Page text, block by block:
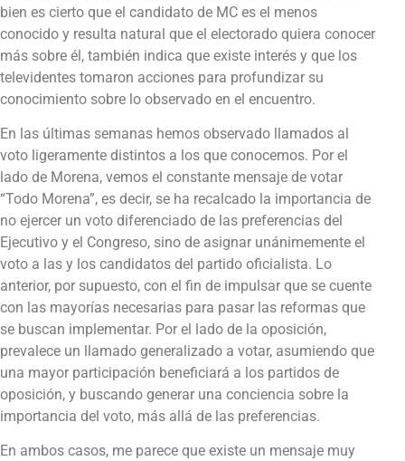
bien es cierto que el candidato de MC es el menos
conocido y resulta natural que el electorado quiera conocer
más sobre él, también indica que existe interés y que los
televidentes tomaron acciones para profundizar su
conocimiento sobre lo observado en el encuentro.
En las últimas semanas hemos observado llamados al
voto ligeramente distintos a los que conocemos. Por el
lado de Morena, vemos el constante mensaje de votar
“Todo Morena”, es decir, se ha recalcado la importancia de
no ejercer un voto diferenciado de las preferencias del
Ejecutivo y el Congreso, sino de asignar unánimemente el
voto a las y los candidatos del partido oficialista. Lo
anterior, por supuesto, con el fin de impulsar que se cuente
con las mayorías necesarias para pasar las reformas que
se buscan implementar. Por el lado de la oposición,
prevalece un llamado generalizado a votar, asumiendo que
una mayor participación beneficiará a los partidos de
oposición, y buscando generar una conciencia sobre la
importancia del voto, más allá de las preferencias.
En ambos casos, me parece que existe un mensaje muy